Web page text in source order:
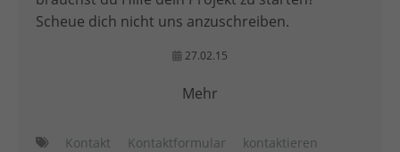
Scheue dich nicht uns anzuschreiben.
27.02.15
Mehr
Kontakt Kontaktformular
kontaktieren